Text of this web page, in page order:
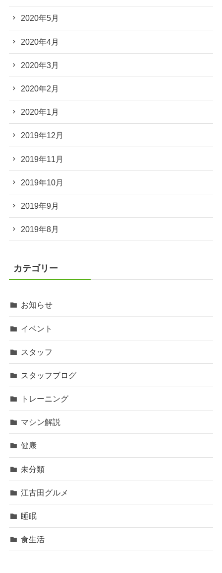
2020年5月
2020年4月
2020年3月
2020年2月
2020年1月
2019年12月
2019年11月
2019年10月
2019年9月
2019年8月
カテゴリー
お知らせ
イベント
スタッフ
スタッフブログ
トレーニング
マシン解説
健康
未分類
江古田グルメ
睡眠
食生活